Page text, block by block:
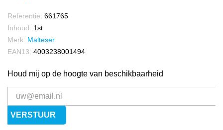
Referentie: 661765
Inhoud: 1st
Merk: Malteser
EAN13: 4003238001494
Houd mij op de hoogte van beschikbaarheid
VERSTUUR